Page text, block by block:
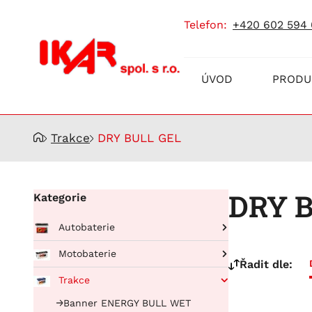
Prodej
akumulátorů
telefon: +420 602 594
ÚVOD
Trakce DRY BULL GEL
Kategorie
Autobaterie
Pro osobní automobily
RUNNING BULL AGM
EFB
Pro nákladní automobily
Motobaterie
BIKE BULL
BIKE BULL AGM
Trakce
Banner ENERGY BULL WET
DRY
Řadit dle: